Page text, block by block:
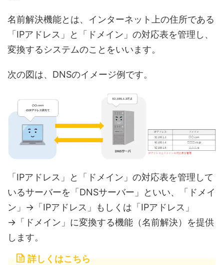
名前解決機能とは、インターネット上の住所である
「IPアドレス」と「ドメイン」の対応表を管理し、
変換するシステムのことをいいます。
次の図は、DNSのイメージ例です。
「IPアドレス」と「ドメイン」の対応表を管理して
いるサーバーを「DNSサーバー」といい、「ドメイ
ン」→「IPアドレス」もしくは「IPアドレス」
→「ドメイン」に変換する機能（名前解決）を提供
します。
詳しくはこちら